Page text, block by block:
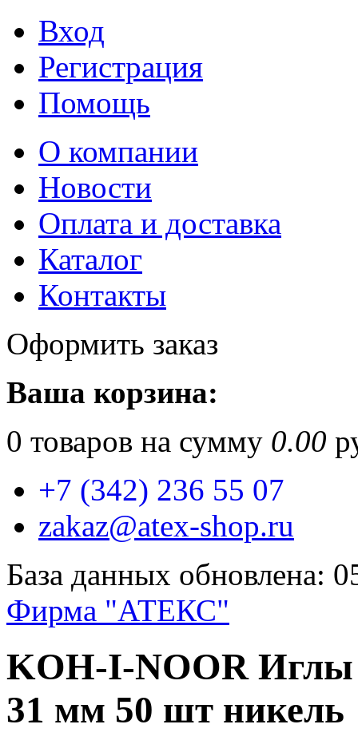
Вход
Регистрация
Помощь
О компании
Новости
Оплата и доставка
Каталог
Контакты
Оформить заказ
Ваша корзина:
0 товаров на сумму 0.00
+7 (342) 236 55 07
zakaz@atex-shop.ru
База данных обновлена:
Фирма "АТЕКС"
KOH-I-NOOR Иглы
31 мм 50 шт никель